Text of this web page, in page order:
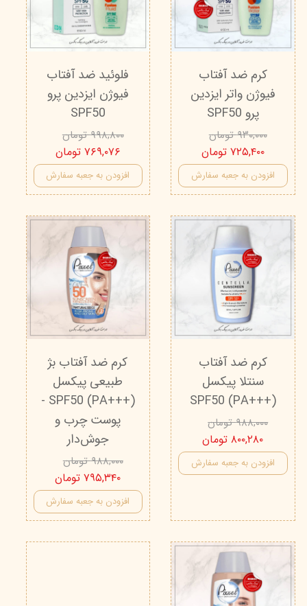
کرم ضد آفتاب
فیوژن واتر ایزدین
پرو SPF50
۹۳۰,۰۰۰ تومان
۷۲۵,۴۰۰ تومان
افزودن به جعبه سفارش
فلوئید ضد آفتاب
فیوژن ایزدین پرو
SPF50
۹۹۸,۸۰۰ تومان
۷۶۹,۰۷۶ تومان
افزودن به جعبه سفارش
کرم ضد آفتاب
سنتلا پیکسل
SPF50 (PA+++)
۹۸۸,۰۰۰ تومان
۸۰۰,۲۸۰ تومان
افزودن به جعبه سفارش
کرم ضد آفتاب بژ
طبیعی پیکسل
SPF50 (PA+++) -
پوست چرب و
جوش‌دار
۹۸۸,۰۰۰ تومان
۷۹۵,۳۴۰ تومان
افزودن به جعبه سفارش